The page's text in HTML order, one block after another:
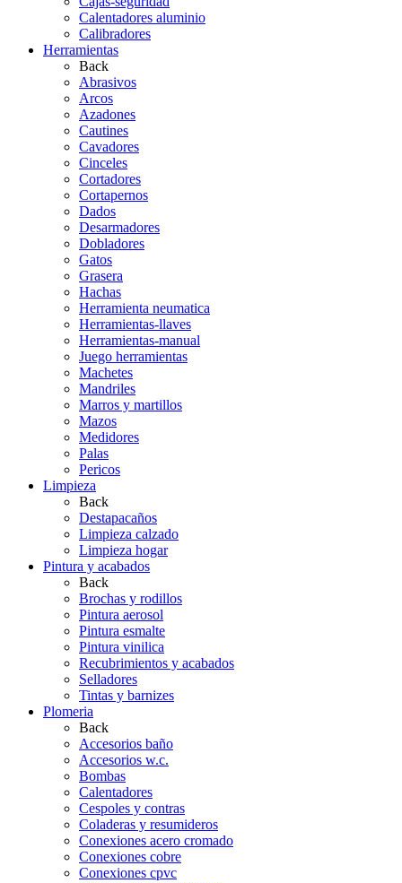
Calentadores aluminio
Calibradores
Herramientas
Back
Abrasivos
Arcos
Azadones
Cautines
Cavadores
Cinceles
Cortadores
Cortapernos
Dados
Desarmadores
Dobladores
Gatos
Grasera
Hachas
Herramienta neumatica
Herramientas-llaves
Herramientas-manual
Juego herramientas
Machetes
Mandriles
Marros y martillos
Mazos
Medidores
Palas
Pericos
Limpieza
Back
Destapacaños
Limpieza calzado
Limpieza hogar
Pintura y acabados
Back
Brochas y rodillos
Pintura aerosol
Pintura esmalte
Pintura vinilica
Recubrimientos y acabados
Selladores
Tintas y barnizes
Plomeria
Back
Accesorios baño
Accesorios w.c.
Bombas
Calentadores
Cespoles y contras
Coladeras y resumideros
Conexiones acero cromado
Conexiones cobre
Conexiones cpvc